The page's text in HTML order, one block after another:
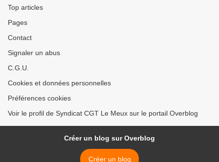
Top articles
Pages
Contact
Signaler un abus
C.G.U.
Cookies et données personnelles
Préférences cookies
Voir le profil de Syndicat CGT Le Meux sur le portail Overblog
Créer un blog sur Overblog
Créer un blog